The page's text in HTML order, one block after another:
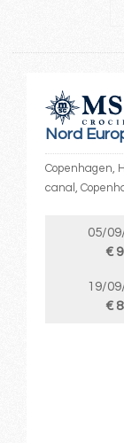
Nord
Copenhagen,
canal,
05/
€
19/
€